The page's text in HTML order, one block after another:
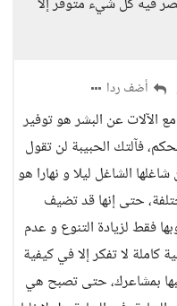
أضف ردا
الآلات عن البشر هو توفير
فآلتك الحبيبة لن تقول
الشاغل ليلا و نهارا هو
حتى إنها قد تضيف
فقط لزيادة التنوع و عدم
كاملة لا تفكر إلا في كيفية
بمشاعرك، حتى تصبح هي